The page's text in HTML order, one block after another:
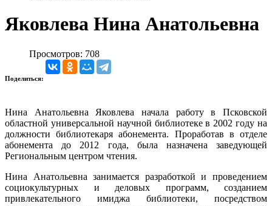
Яковлева Нина Анатольевна
Просмотров: 708
Поделиться:
Нина Анатольевна Яковлева начала работу в Псковской
областной универсальной научной библиотеке в 2002 году на
должности библиотекаря абонемента. Проработав в отделе
абонемента до 2012 года, была назначена заведующей
Региональным центром чтения.
Нина Анатольевна занимается разработкой и проведением
социокультурных и деловых программ, созданием
привлекательного имиджа библиотеки, посредством